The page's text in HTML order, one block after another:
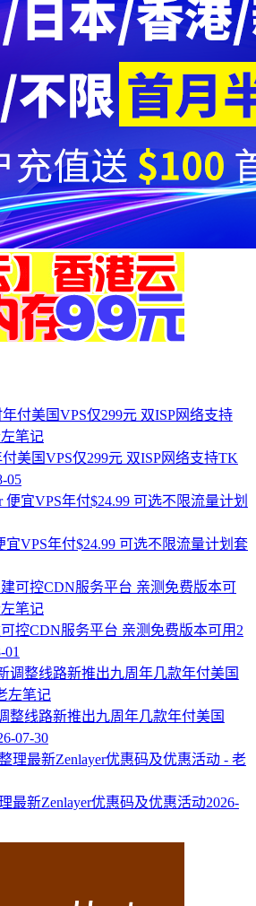
付美国VPS仅299元 双ISP网络支持TK
05
宜VPS年付$24.99 可选不限流量计划套
控CDN服务平台 亲测免费版本可用2
01
整线路新推出九周年几款年付美国
07-30
最新Zenlayer优惠码及优惠活动2026-